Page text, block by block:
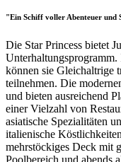
"Ein Schiff voller Abenteuer und
Die Star Princess bietet
können sie Gleichaltrige
teilnehmen. Die
und bieten ausreichend
einer Vielzahl von
asiatische Spezialitäten
italienische
mehrstöckiges Deck mit
Poolbereich und abends